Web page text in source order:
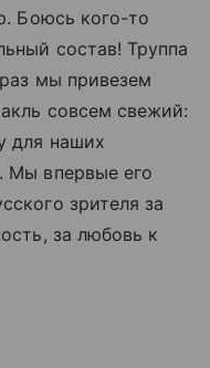
Боюсь кого-то
состав! Труппа
мы привезем
совсем свежий:
для наших
Мы впервые его
зрителя за
за любовь к